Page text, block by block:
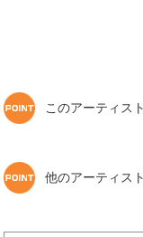
このアーティス
他のアーティス